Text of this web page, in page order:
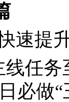
速提
任
必做